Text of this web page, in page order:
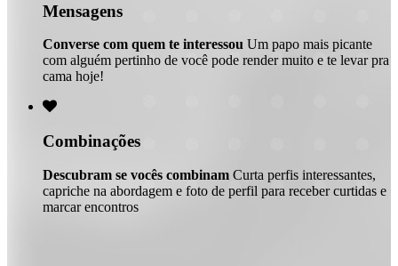
Mensagens
Converse com quem te interessou Um papo mais picante
com alguém pertinho de você pode render muito e te levar pra
cama hoje!

Combinações
Descubram se vocês combinam Curta perfis interessantes,
capriche na abordagem e foto de perfil para receber curtidas e
marcar encontros